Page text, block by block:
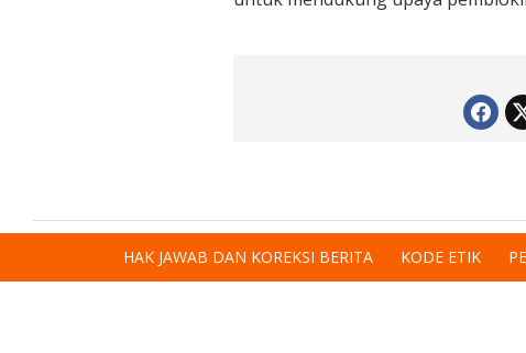
HAK JAWAB DAN KOREKSI BERITA KODE ETIK